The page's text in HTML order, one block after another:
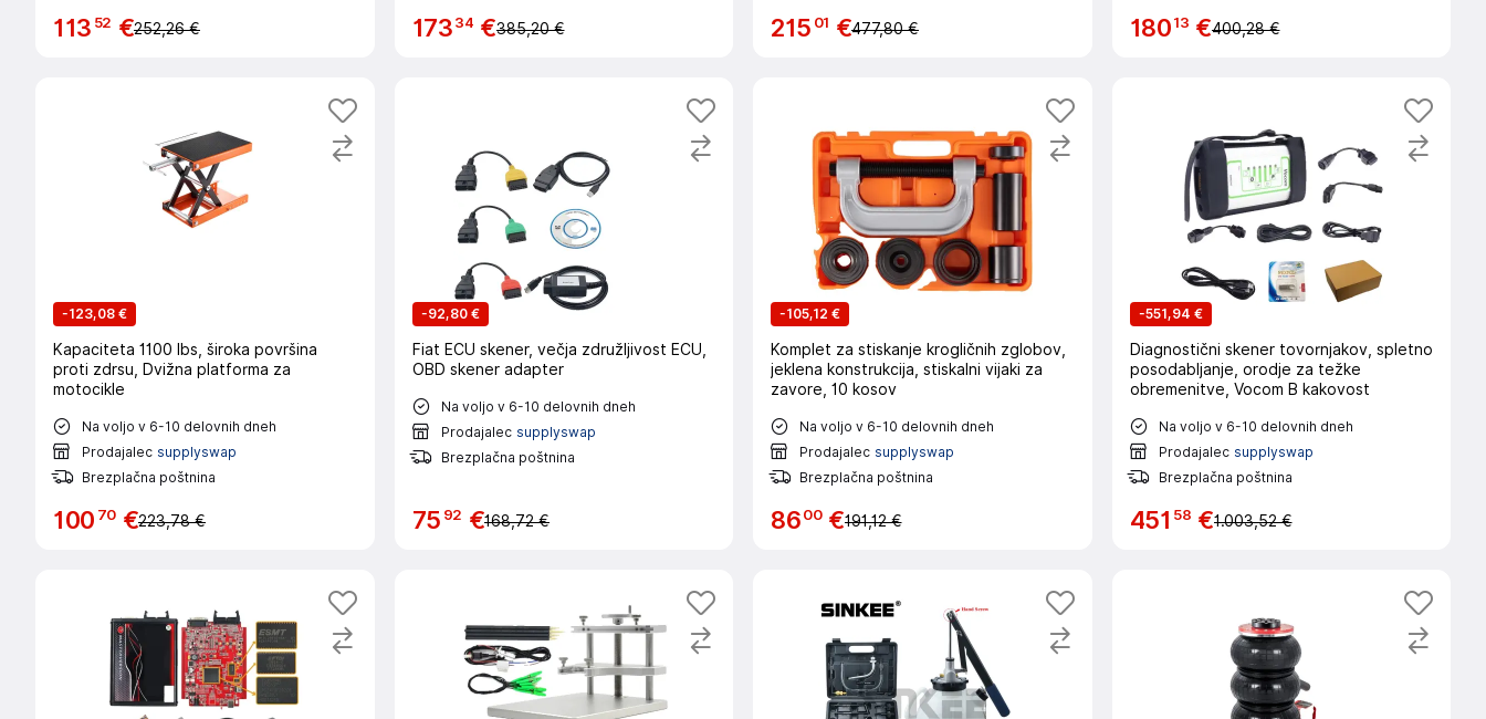
113 52 €252,26 € 17334 €385,20 € 215 01 €477,80 € 18013 €400,28 €
-123,08 €
Kapaciteta 1100 lbs, široka površina
proti zdrsu, Dvižna platforma za
motocikle
Na voljo v 6-10 delovnih dneh
Prodajalec supplyswap
Brezplačna poštnina
100 70 €223,78 €
-92,80 €
Fiat ECU skener, večja združljivost ECU,
OBD skener adapter
Na voljo v 6-10 delovnih dneh
Prodajalec supplyswap
Brezplačna poštnina
75 92 €168,72 €
-105,12 €
Komplet za stiskanje krogličnih zglobov,
jeklena konstrukcija, stiskalni vijaki za
zavore, 10 kosov
Na voljo v 6-10 delovnih dneh
Prodajalec supplyswap
Brezplačna poštnina
8600 €191,12 €
-551,94 €
Diagnostični skener tovornjakov, spletno
posodabljanje, orodje za težke
obremenitve, Vocom B kakovost
Na voljo v 6-10 delovnih dneh
Prodajalec supplyswap
Brezplačna poštnina
451 58 €1.003,52 €